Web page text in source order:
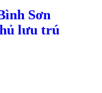
Sơn
lưu trú